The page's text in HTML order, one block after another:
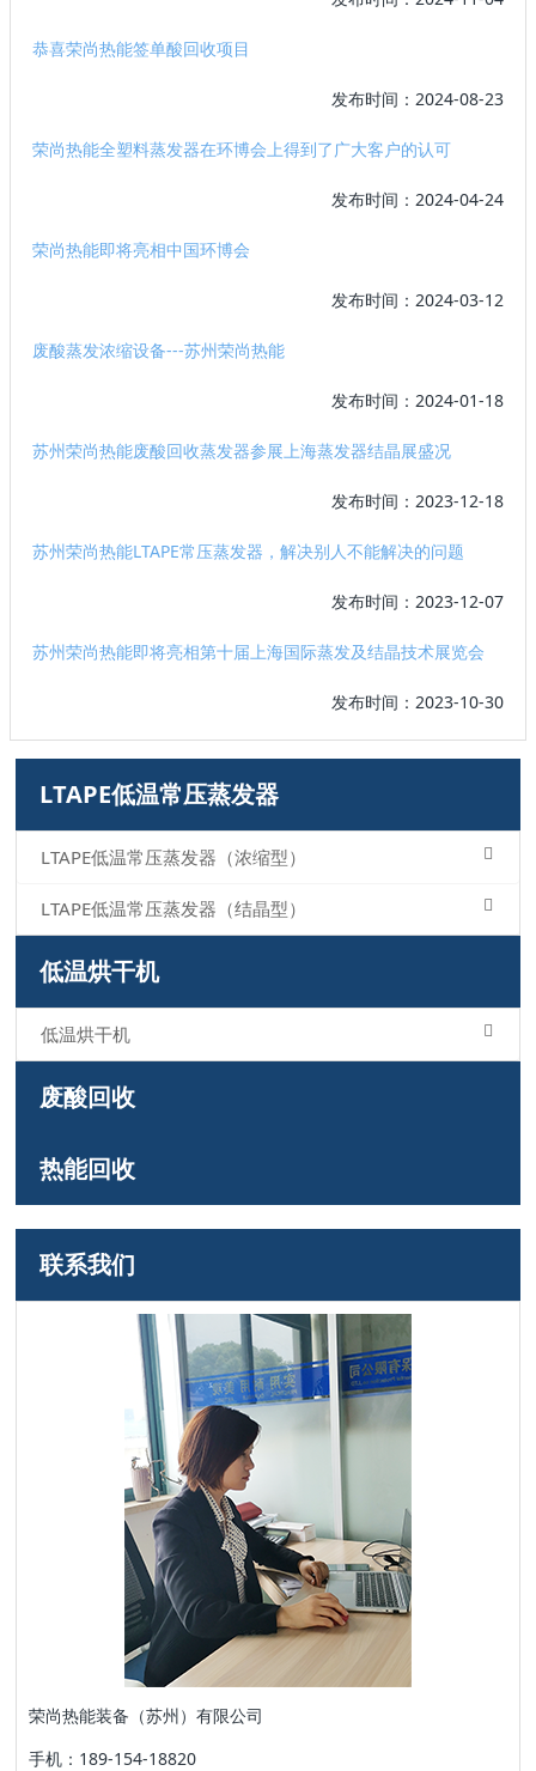
恭喜荣尚热能签单酸回收项目
发布时间：2024-08-23
荣尚热能全塑料蒸发器在环博会上得到了广大客户的认可
发布时间：2024-04-24
荣尚热能即将亮相中国环博会
发布时间：2024-03-12
废酸蒸发浓缩设备---苏州荣尚热能
发布时间：2024-01-18
苏州荣尚热能废酸回收蒸发器参展上海蒸发器结晶展盛况
发布时间：2023-12-18
苏州荣尚热能LTAPE常压蒸发器，解决别人不能解决的问题
发布时间：2023-12-07
苏州荣尚热能即将亮相第十届上海国际蒸发及结晶技术展览会
发布时间：2023-10-30
LTAPE低温常压蒸发器
LTAPE低温常压蒸发器（浓缩型）
LTAPE低温常压蒸发器（结晶型）
低温烘干机
低温烘干机
废酸回收
热能回收
联系我们
荣尚热能装备（苏州）有限公司
手机：189-154-18820